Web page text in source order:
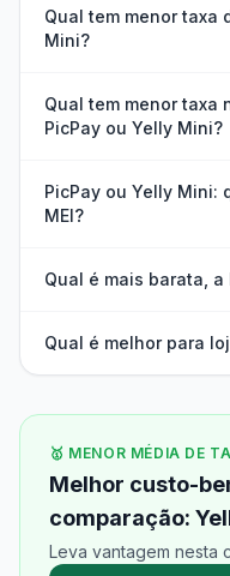
Qual tem menor taxa
Mini?
Qual tem menor taxa
PicPay ou Yelly Mini?
PicPay ou Yelly Mini:
MEI?
Qual é mais barata,
Qual é melhor para
🥇 MENOR MÉDIA DE
Melhor custo-
comparação:
Leva vantagem nesta